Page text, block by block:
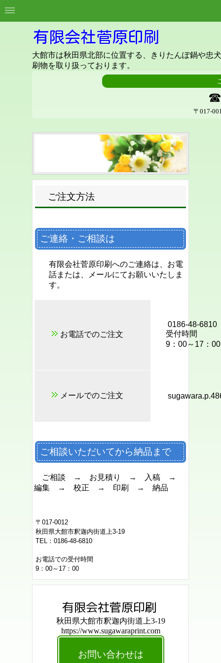
有限会社菅原印刷
大館市は秋田県北部に位置する、きりたんぽ鍋や忠
刷物を取り扱っております。
☎
〒017-
ご注文方法
ご連絡・ご相談は
有限会社菅原印刷へのご連絡は、お電
話または、メールにてお願いいたしま
す。
お電話でのご注文
0186-48-6810
受付時間
9：00～17：00
メールでのご注文
ご相談いただいてから納品まで
ご相談 → お見積り → 入稿 →
編集 → 校正 → 印刷 → 納品
〒017-0012
秋田県大館市釈迦内街道上3-19
TEL：0186-48-6810
お電話での受付時間
9：00～17：00
有限会社菅原印刷
秋田県大館市釈迦内街道上3-19
https://www.sugawaraprint.com
お問い合わせは